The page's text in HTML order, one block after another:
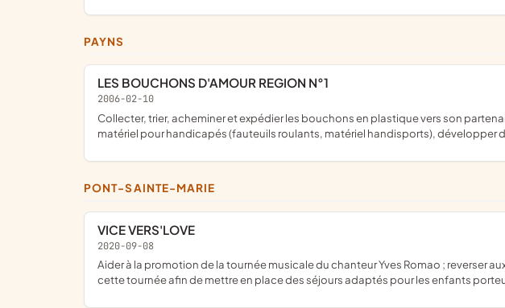
PAYNS
LES BOUCHONS D'AMOUR REGION N°1
2006-02-10
collecter, trier, acheminer et expédier les bouchons en plastique vers son partenaire recycleur ; promouvoir par tous les moyens la collecte des bouchons afin d'acquérir du
matériel pour handicapés (fauteuils roulants, matériel handisports),
PONT-SAINTE-MARIE
VICE VERS'LOVE
2020-09-08
aider à la promotion de la tournée musicale du chanteur Yves Romao ; reverser aux associations "Les Arts Confondus" et "Autisme Et Cetera" tous les bénéfices récoltés dans
cette tournée afin de mettre en place des séjours adaptés pour les enfants